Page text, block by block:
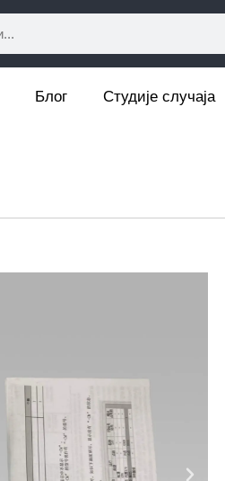
Блог Студије случаја